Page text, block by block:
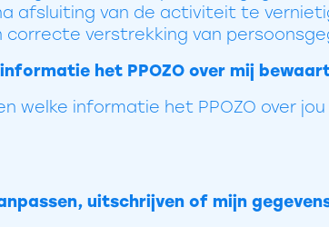
afsluiting van de activiteit te
verstrekking van
het PPOZO over mij
welke informatie het PPOZO over
uitschrijven of mijn